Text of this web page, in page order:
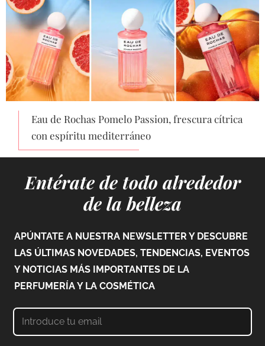
Eau de Rochas Pomelo Passion, frescura cítrica
con espíritu mediterráneo
Entérate de todo alrededor
de la belleza
APÚNTATE A NUESTRA NEWSLETTER Y DESCUBRE
LAS ÚLTIMAS NOVEDADES, TENDENCIAS, EVENTOS
Y NOTICIAS MÁS IMPORTANTES DE LA
PERFUMERÍA Y LA COSMÉTICA